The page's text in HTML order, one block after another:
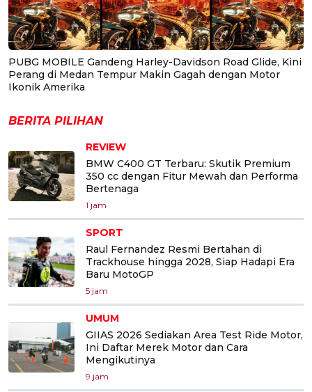
PUBG MOBILE Gandeng Harley-Davidson Road Glide, Kini
Perang di Medan Tempur Makin Gagah dengan Motor
Ikonik Amerika
BERITA PILIHAN
REVIEW
BMW C400 GT Terbaru: Skutik Premium
350 cc dengan Fitur Mewah dan Performa
Bertenaga
1 jam
SPORT
Raul Fernandez Resmi Bertahan di
Trackhouse hingga 2028, Siap Hadapi Era
Baru MotoGP
5 jam
UMUM
GIIAS 2026 Sediakan Area Test Ride Motor,
Ini Daftar Merek Motor dan Cara
Mengikutinya
9 jam